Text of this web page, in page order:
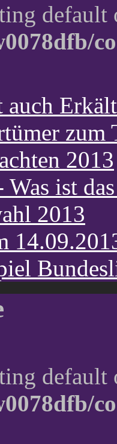
zum
2013
ist
2013